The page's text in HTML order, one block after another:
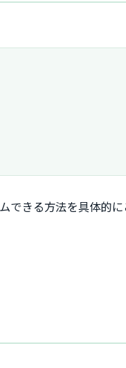
きる方法を具体的に